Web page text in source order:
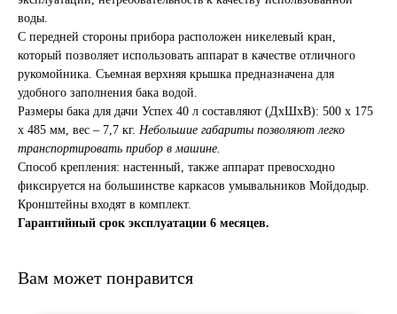
воды.
С передней стороны прибора расположен никелевый кран,
который позволяет использовать аппарат в качестве отличного
рукомойника. Съемная верхняя крышка предназначена для
удобного заполнения бака водой.
Размеры бака для дачи Успех 40 л составляют (ДхШхВ): 500 x 175
x 485 мм, вес – 7,7 кг. Небольшие габариты позволяют легко
транспортировать прибор в машине.
Способ крепления: настенный, также аппарат превосходно
фиксируется на большинстве каркасов умывальников Мойдодыр.
Кронштейны входят в комплект.
Гарантийный срок эксплуатации 6 месяцев.
Вам может понравится